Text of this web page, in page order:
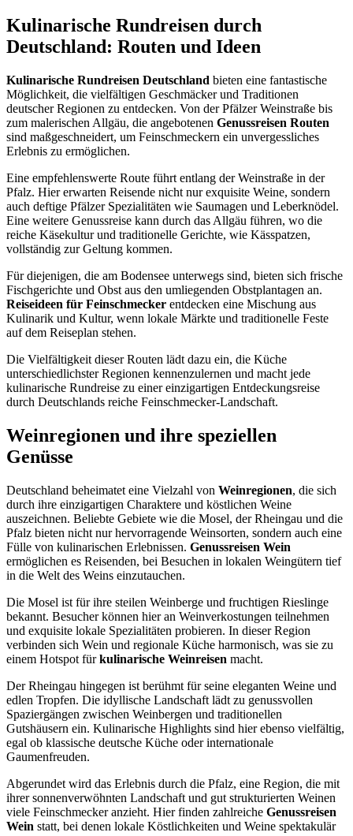
Kulinarische Rundreisen durch
Deutschland: Routen und Ideen
Kulinarische Rundreisen Deutschland bieten eine fantastische
Möglichkeit, die vielfältigen Geschmäcker und Traditionen
deutscher Regionen zu entdecken. Von der Pfälzer Weinstraße bis
zum malerischen Allgäu, die angebotenen Genussreisen Routen
sind maßgeschneidert, um Feinschmeckern ein unvergessliches
Erlebnis zu ermöglichen.
Eine empfehlenswerte Route führt entlang der Weinstraße in der
Pfalz. Hier erwarten Reisende nicht nur exquisite Weine, sondern
auch deftige Pfälzer Spezialitäten wie Saumagen und Leberknödel.
Eine weitere Genussreise kann durch das Allgäu führen, wo die
reiche Käsekultur und traditionelle Gerichte, wie Kässpatzen,
vollständig zur Geltung kommen.
Für diejenigen, die am Bodensee unterwegs sind, bieten sich frische
Fischgerichte und Obst aus den umliegenden Obstplantagen an.
Reiseideen für Feinschmecker entdecken eine Mischung aus
Kulinarik und Kultur, wenn lokale Märkte und traditionelle Feste
auf dem Reiseplan stehen.
Die Vielfältigkeit dieser Routen lädt dazu ein, die Küche
unterschiedlichster Regionen kennenzulernen und macht jede
kulinarische Rundreise zu einer einzigartigen Entdeckungsreise
durch Deutschlands reiche Feinschmecker-Landschaft.
Weinregionen und ihre speziellen
Genüsse
Deutschland beheimatet eine Vielzahl von Weinregionen, die sich
durch ihre einzigartigen Charaktere und köstlichen Weine
auszeichnen. Beliebte Gebiete wie die Mosel, der Rheingau und die
Pfalz bieten nicht nur hervorragende Weinsorten, sondern auch eine
Fülle von kulinarischen Erlebnissen. Genussreisen Wein
ermöglichen es Reisenden, bei Besuchen in lokalen Weingütern tief
in die Welt des Weins einzutauchen.
Die Mosel ist für ihre steilen Weinberge und fruchtigen Rieslinge
bekannt. Besucher können hier an Weinverkostungen teilnehmen
und exquisite lokale Spezialitäten probieren. In dieser Region
verbinden sich Wein und regionale Küche harmonisch, was sie zu
einem Hotspot fürkulinarische Weinreisen macht.
Der Rheingau hingegen ist berühmt für seine eleganten Weine und
edlen Tropfen. Die idyllische Landschaft lädt zu genussvollen
Spaziergängen zwischen Weinbergen und traditionellen
Gutshäusern ein. Kulinarische Highlights sind hier ebenso vielfältig,
egal ob klassische deutsche Küche oder internationale
Gaumenfreuden.
Abgerundet wird das Erlebnis durch die Pfalz, eine Region, die mit
ihrer sonnenverwöhnten Landschaft und gut strukturierten Weinen
viele Feinschmecker anzieht. Hier finden zahlreiche Genussreisen
Wein statt, bei denen lokale Köstlichkeiten und Weine spektakulär